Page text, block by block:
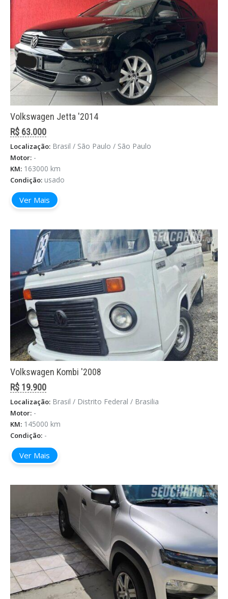
Volkswagen Jetta '2014
R$ 63.000
Localização: Brasil / São Paulo / São Paulo
Motor: -
KM: 163000 km
Condição: usado
Ver Mais
Volkswagen Kombi '2008
R$ 19.900
Localização: Brasil / Distrito Federal / Brasilia
Motor: -
KM: 145000 km
Condição: -
Ver Mais